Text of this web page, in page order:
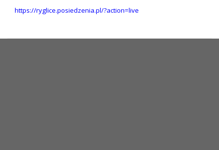
https://ryglice.posiedzenia.pl/?action=live